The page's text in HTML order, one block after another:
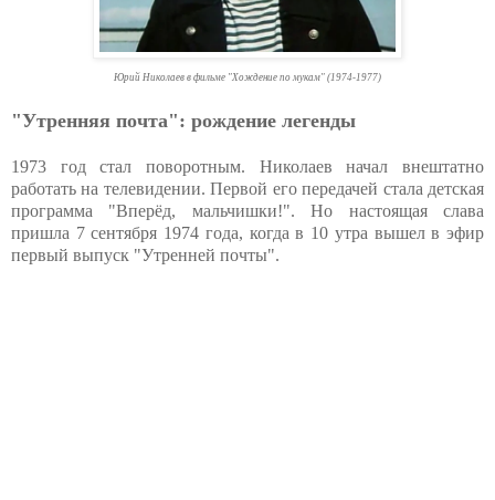
Юрий Николаев в фильме "Хождение по мукам" (1974-1977)
"Утренняя почта": рождение легенды
1973 год стал поворотным. Николаев начал внештатно
работать на телевидении. Первой его передачей стала детская
программа "Вперёд, мальчишки!". Но настоящая слава
пришла 7 сентября 1974 года, когда в 10 утра вышел в эфир
первый выпуск "Утренней почты".